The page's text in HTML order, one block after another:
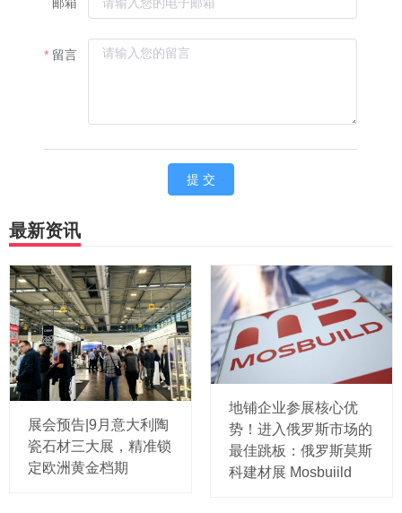
最新资讯
展会预告|9月意大利陶
瓷石材三大展，精准锁
定欧洲黄金档期
地铺企业参展核心优
势！进入俄罗斯市场的
最佳跳板：俄罗斯莫斯
科建材展 Mosbuiild